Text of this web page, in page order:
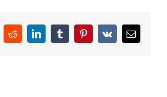
RedditLinkedInTumblrPinterest
Vk Email